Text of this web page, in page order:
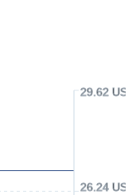
26.24 USD
29.62 USD